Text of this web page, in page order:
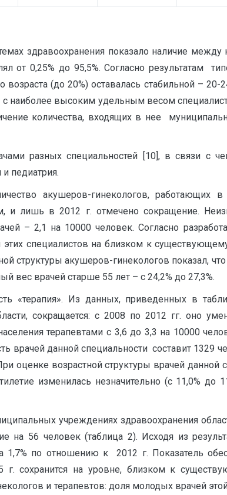
здравоохранения показало наличие
от 0,25% до 95,5%. Согласно результатам
(до 20%) оставалась стабильной –
наиболее высоким удельным весом
количества, входящих в нее
разных специальностей [10], в связи с
педиатрия.
акушеров-гинекологов, работающих в
и лишь в 2012 г. отмечено сокращение.
– 2,1 на 10000 человек. Согласно
специалистов на близком к
структуры акушеров-гинекологов показал,
вес врачей старше 55 лет – с 24,2% до 27,3%.
«терапия». Из данных, приведенных в
сокращается: с 2008 по 2012 гг. оно
терапевтами с 3,6 до 3,3 на 10000
врачей данной специальности составит 1329
оценке возрастной структуры врачей данной
изменилась незначительно (с 11,0%
учреждениях здравоохранения
на 56 человек (таблица 2). Исходя из
по отношению к 2012 г. Показатель
сохранится на уровне, близком к
и терапевтов: доля молодых врачей